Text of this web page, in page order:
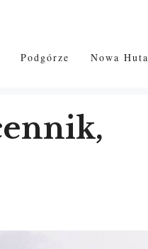
Podgórze Nowa Huta